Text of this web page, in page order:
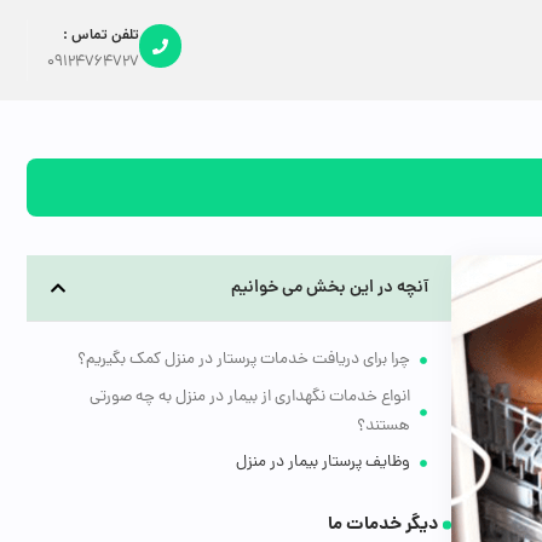
تلفن تماس :
09124764727
آنچه در این بخش می خوانیم
چرا برای دریافت خدمات پرستار در منزل کمک بگیریم؟
انواع خدمات نگهداری از بیمار در منزل به چه صورتی
هستند؟
وظایف پرستار بیمار در منزل
دیگر خدمات ما